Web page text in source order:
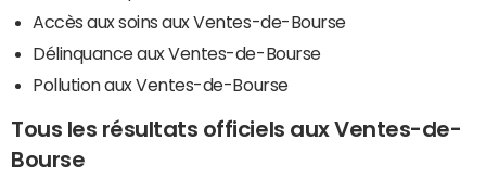
Accès aux soins aux Ventes-de-Bourse
Délinquance aux Ventes-de-Bourse
Pollution aux Ventes-de-Bourse
Tous les résultats officiels aux Ventes-de-
Bourse